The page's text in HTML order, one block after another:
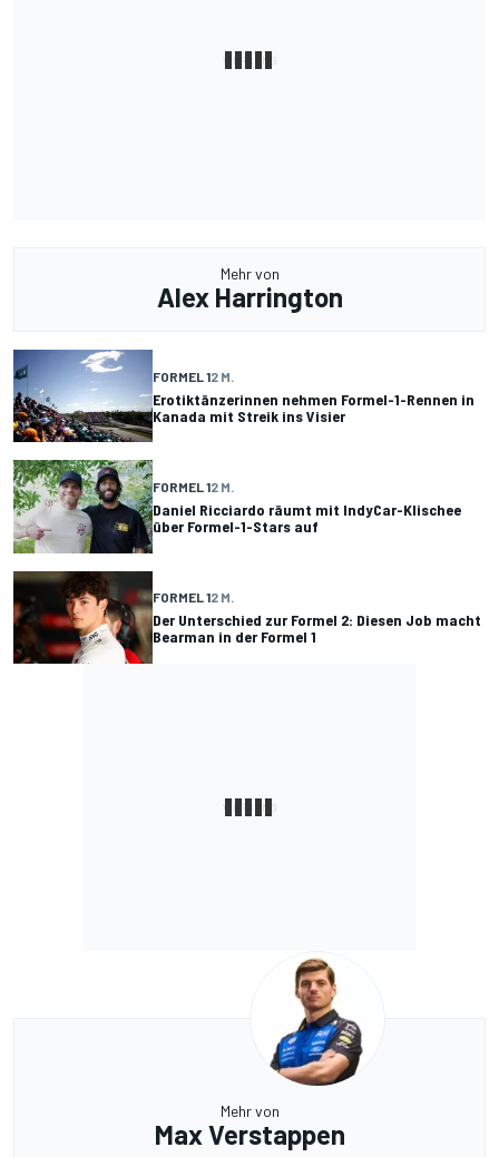
Mehr von
Alex Harrington
FORMEL 12 M.
Erotiktänzerinnen nehmen Formel-1-Rennen in
Kanada mit Streik ins Visier
FORMEL 12 M.
Daniel Ricciardo räumt mit IndyCar-Klischee
über Formel-1-Stars auf
FORMEL 12 M.
Der Unterschied zur Formel 2: Diesen Job macht
Bearman in der Formel 1
Mehr von
Max Verstappen